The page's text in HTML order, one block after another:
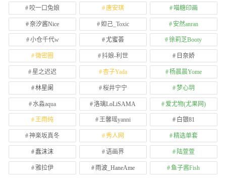
咬一口兔娘 唐安琪 喵糖印画
奈汐酱Nice 妲己_Toxic 安然anran
小仓千代w 尤蜜荟 徐莉芝Booty
微密圈 抖娘-利世 日奈娇
星之迟迟 杏子Yada 杨晨晨Yome
林星阑 桜井宁宁 梦心玥
水淼aqua 洛璃LoLiSAMA 爱尤物(尤果网)
王雨纯 王馨瑶yanni 白银81
神楽坂真冬 秀人网 精选单套
蠢沫沫 语画界 陆萱萱
雅拉伊 雨波_HaneAme 鱼子酱Fish